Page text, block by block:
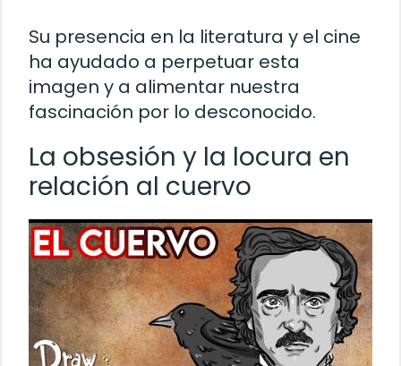
Su presencia en la literatura y el cine
ha ayudado a perpetuar esta
imagen y a alimentar nuestra
fascinación por lo desconocido.
La obsesión y la locura en
relación al cuervo